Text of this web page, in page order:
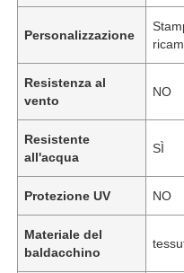
Personalizzazione
Resistenza al
vento
NO
Resistente
all'acqua
SÌ
Protezione UV NO
Materiale del
baldacchino